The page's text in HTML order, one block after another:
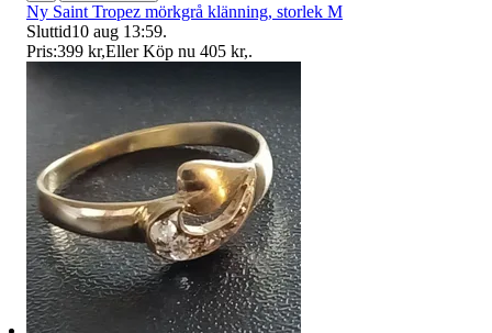
Ny Saint Tropez mörkgrå klänning, storlek M
Sluttid10 aug 13:59.
Pris:399 kr,Eller Köp nu 405 kr,.